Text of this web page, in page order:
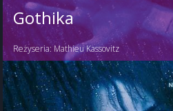
Gothika
Reżyseria:Mathieu Kassovitz